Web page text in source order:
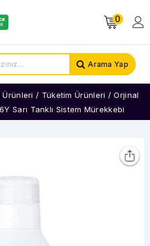
0
Arama Yap
/ Tüketim Ürünleri / Orjinal
Sarı Tanklı Sistem Mürekkebi